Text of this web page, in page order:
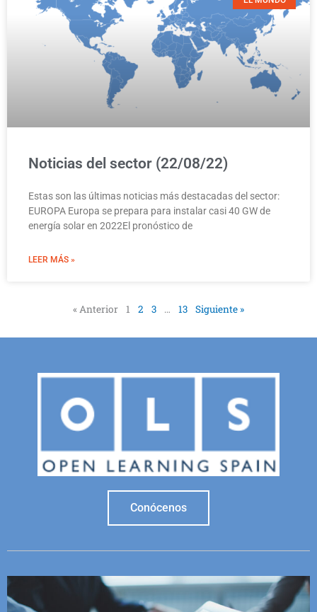
Noticias del sector (22/08/22)
Estas son las últimas noticias más destacadas del sector:
EUROPA Europa se prepara para instalar casi 40 GW de
energía solar en 2022El pronóstico de
LEER MÁS »
« Anterior 1 2 3 … 13 Siguiente »
Conócenos